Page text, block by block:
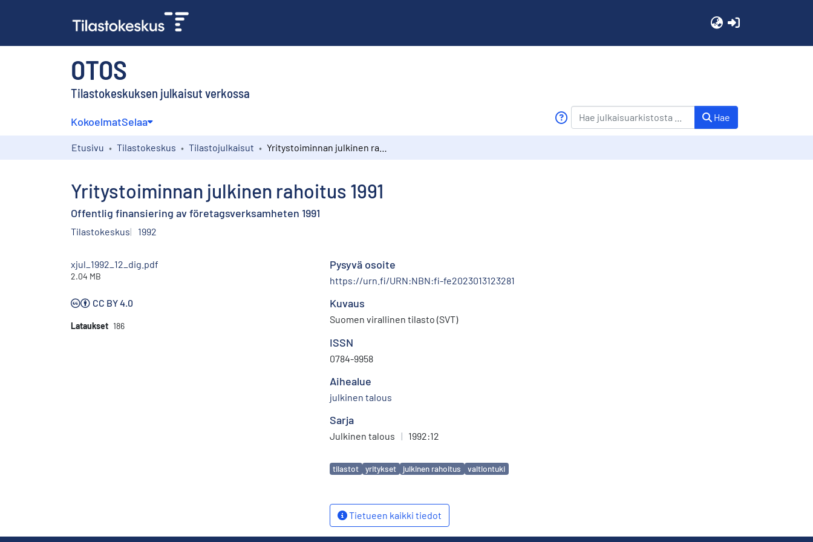
OTOS
Tilastokeskuksen julkaisut verkossa
KokoelmatSelaa Hae
Etusivu Tilastokeskus Tilastojulkaisut
Yritystoiminnan julkinen rahoitus 1991
Offentlig finansiering av företagsverksamheten 1991
Tilastokeskus 1992
xjul_1992_12_dig.pdf
2.04 MB
CC BY 4.0
Lataukset 186
Pysyvä osoite
https://urn.fi/URN:NBN:fi-fe2023013123281
Kuvaus
Suomen virallinen tilasto (SVT)
ISSN
0784-9958
Aihealue
julkinen talous
Sarja
Julkinen talous | 1992:12
Avainsanat
tilastot yritykset julkinen rahoitus valtiontuki
Tietueen kaikki tiedot